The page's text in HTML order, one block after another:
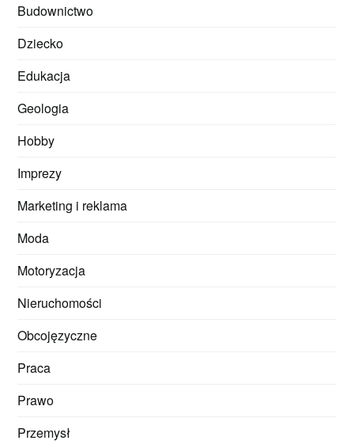
Budownictwo
Dziecko
Edukacja
Geologia
Hobby
Imprezy
Marketing i reklama
Moda
Motoryzacja
Nieruchomości
Obcojęzyczne
Praca
Prawo
Przemysł